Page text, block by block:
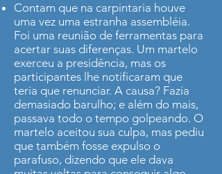
Contam que na carpintaria houve
uma vez uma estranha assembléia.
Foi uma reunião de ferramentas para
acertar suas diferenças. Um martelo
exerceu a presidência, mas os
participantes lhe notificaram que
teria que renunciar. A causa? Fazia
demasiado barulho; e além do mais,
passava todo o tempo golpeando. O
martelo aceitou sua culpa, mas pediu
que também fosse expulso o
parafuso, dizendo que ele dava